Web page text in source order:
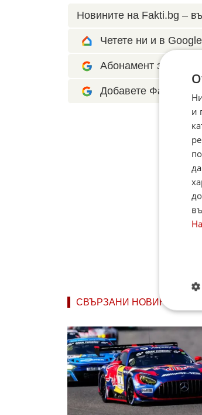
Новините на Fakti.bg –
Четете ни и в
Абонамент за
Добавете Факти.БГ
СВЪРЗАНИ НОВИНИ
и